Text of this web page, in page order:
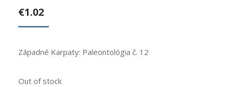
€1.02
Západné Karpaty: Paleontológia č. 12
Out of stock